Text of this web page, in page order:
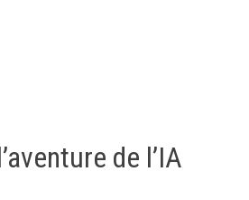
de l’IA